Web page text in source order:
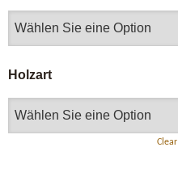
Holzart
Clear